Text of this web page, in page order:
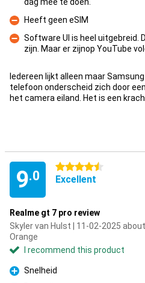
Con
Heeft geen eSIM
Software UI is heel uitgebreid.
zijn. Maar er zijnop YouTube
Iedereen lijkt alleen maar
telefoon onderscheid zich door
het camera eiland. Het is een
9.0
4.5 stars
Excellent
Realme gt 7 pro review
Skyler van Hulst | 11-02-2025
Orange
I recommend this product
Pro
Snelheid